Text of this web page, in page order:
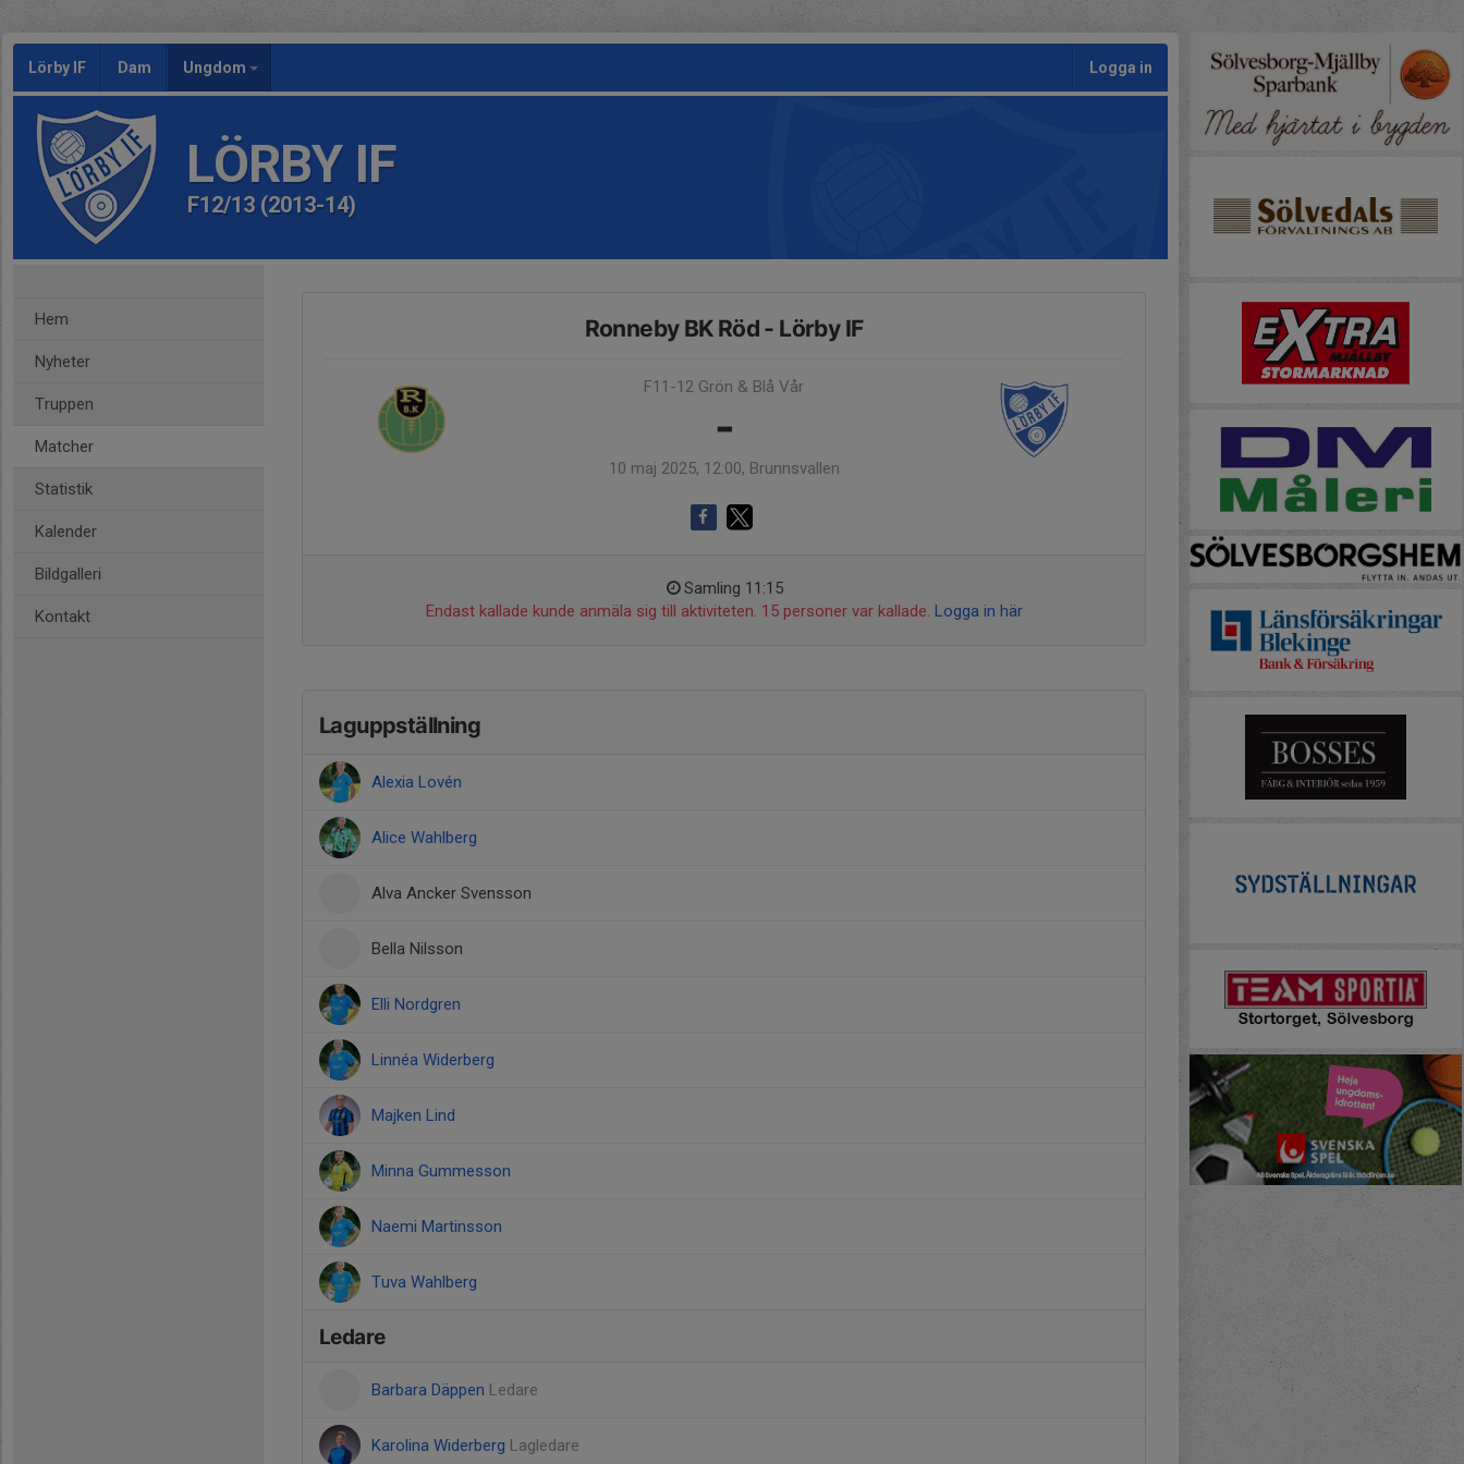
Lörby IF Dam Ungdom Logga in
LÖRBY IF
F12/13 (2013-14)
Hem
Nyheter
Truppen
Matcher
Statistik
Kalender
Bildgalleri
Kontakt
Ronneby BK Röd - Lörby IF
F11-12 Grön & Blå Vår
-
10 maj 2025, 12:00, Brunnsvallen
Samling 11:15
Endast kallade kunde anmäla sig till aktiviteten. 15 personer var kallade. Logga in här
Laguppställning
Alexia Lovén
Alice Wahlberg
Alva Ancker Svensson
Bella Nilsson
Elli Nordgren
Linnéa Widerberg
Majken Lind
Minna Gummesson
Naemi Martinsson
Tuva Wahlberg
Ledare
Barbara Däppen Ledare
Karolina Widerberg Lagledare